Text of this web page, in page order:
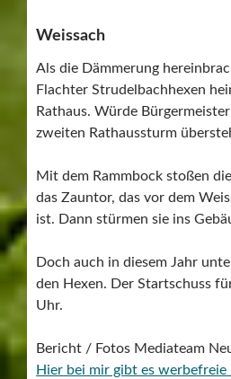
Weissach
Als die Dämmerung
Flachter Strudelbachhexen
Rathaus. Würde
zweiten Rathaussturm
Mit dem Rammbock stoßen
das Zauntor, das vor dem
ist. Dann stürmen sie ins
Doch auch in diesem Jahr
den Hexen. Der Startschuss
Uhr.
Bericht / Fotos Mediateam
Hier bei mir gibt es